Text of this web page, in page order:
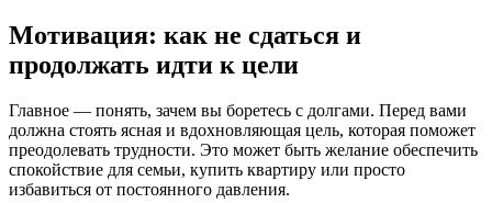
Мотивация: как не сдаться и
продолжать идти к цели
Главное — понять, зачем вы боретесь с долгами. Перед вами
должна стоять ясная и вдохновляющая цель, которая поможет
преодолевать трудности. Это может быть желание обеспечить
спокойствие для семьи, купить квартиру или просто
избавиться от постоянного давления.